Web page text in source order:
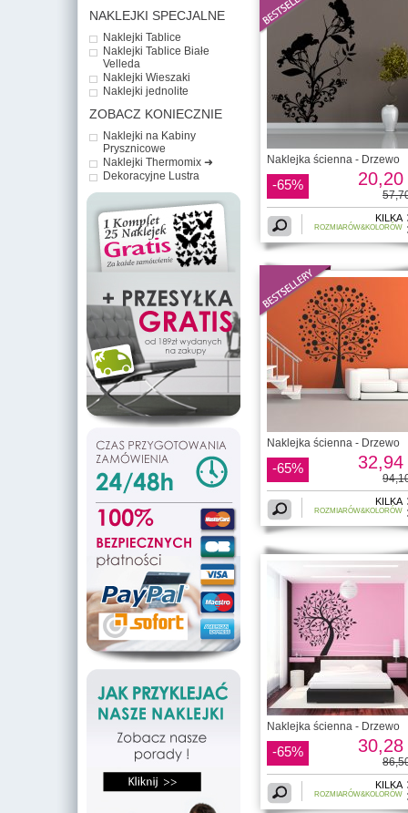
NAKLEJKI SPECJALNE
Naklejki Tablice
Naklejki Tablice Białe
Velleda
Naklejki Wieszaki
Naklejki jednolite
ZOBACZ KONIECZNIE
Naklejki na Kabiny
Prysznicowe
Naklejki Thermomix ➜
Dekoracyjne Lustra
Naklejka ścienna - Drzewo
-65% 20,20
KILKA
ROZMIARÓW&KOLORÓW
Naklejka ścienna - Drzewo
-65% 32,94
KILKA
ROZMIARÓW&KOLORÓW
Naklejka ścienna - Drzewo
-65% 30,28
KILKA
ROZMIARÓW&KOLORÓW